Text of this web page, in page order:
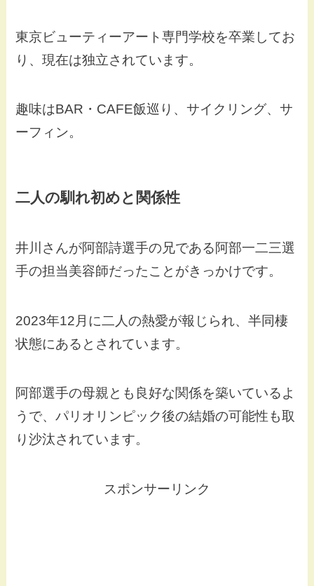
東京ビューティーアート専門学校を卒業してお
り、現在は独立されています。
趣味はBAR・CAFE飯巡り、サイクリング、サ
ーフィン。
二人の馴れ初めと関係性
井川さんが阿部詩選手の兄である阿部一二三選
手の担当美容師だったことがきっかけです。
2023年12月に二人の熱愛が報じられ、半同棲
状態にあるとされています。
阿部選手の母親とも良好な関係を築いているよ
うで、パリオリンピック後の結婚の可能性も取
り沙汰されています。
スポンサーリンク